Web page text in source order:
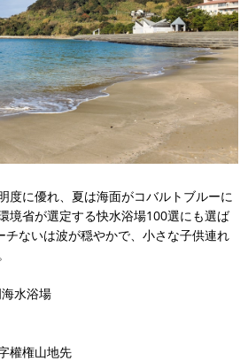
度に優れ、夏は海面がコバルトブルーに
境省が選定する快水浴場100選にも選ば
ないは波が穏やかで、小さな子供連れ
水浴場
權権山地先